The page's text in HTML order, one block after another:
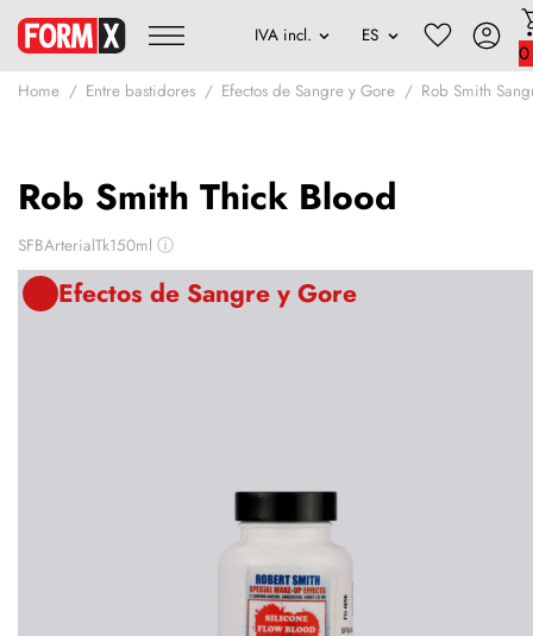
0
Home Entre bastidores Efectos de Sangre y Gore Rob Smith
Rob Smith Thick Blood
SFBArterialTk150ml ⓘ
Efectos de Sangre y Gore